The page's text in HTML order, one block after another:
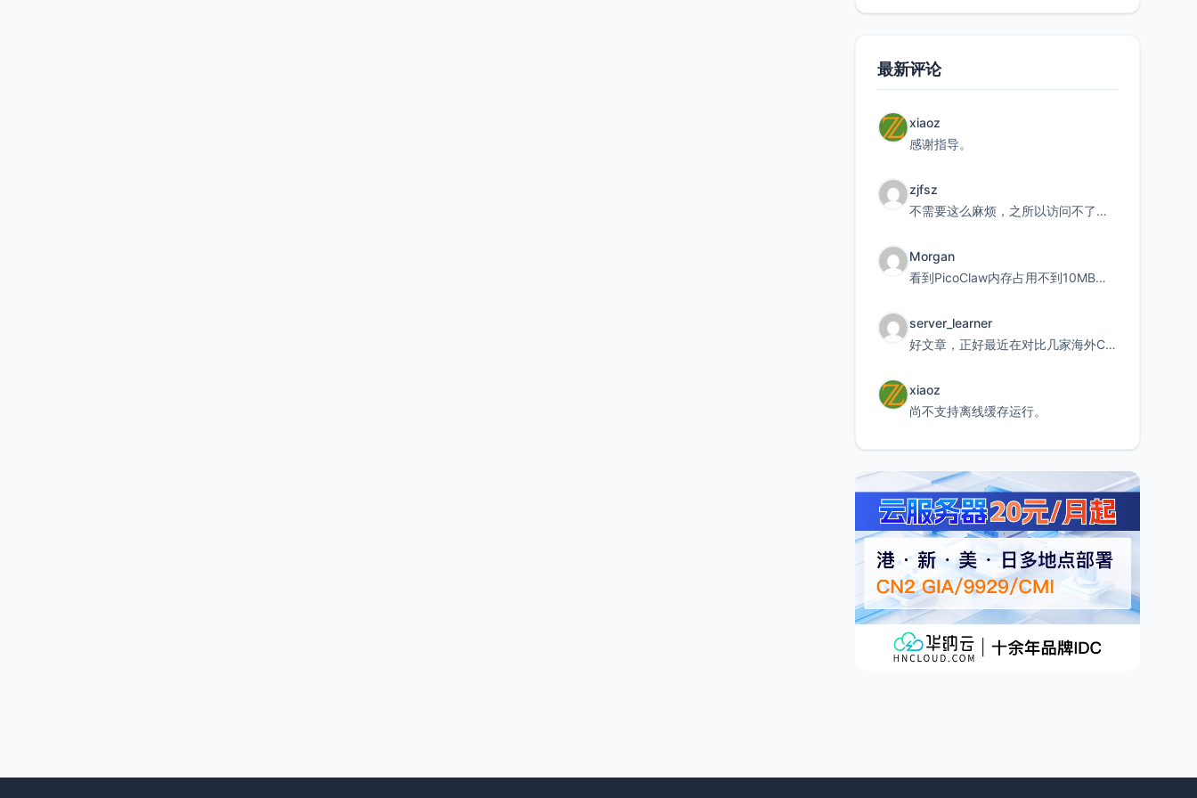
最新评论
xiaoz
感谢指导。
zjfsz
不需要这么麻烦，之所以访问不了，是由于非对称路由的问题，在爱快主路由添加一条静态路由192.168.
Morgan
看到PicoClaw内存占用不到10MB这个数据真的很惊喜，确实很适合我这种想用旧设备折腾AI的小白
server_learner
好文章，正好最近在对比几家海外CDN。文中提到CF免费版不支持自定义回源端口和HOST这个痛点太真实
xiaoz
尚不支持离线缓存运行。